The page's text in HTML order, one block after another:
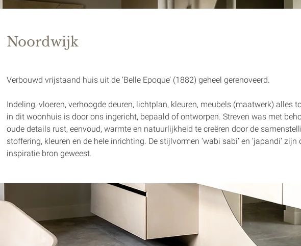
Noordwijk
Verbouwd vrijstaand huis uit de ‘Belle Epoque’ (1882) geheel gerenoveerd.
Indeling, vloeren, verhoogde deuren, lichtplan, kleuren, meubels (maatwerk) alles
in dit woonhuis is door ons ingericht, bepaald of ontworpen. Streven was met
oude details rust, eenvoud, warmte en natuurlijkheid te creëren door de
stoffering, kleuren en de hele inrichting. De stijlvormen ‘wabi sabi’ en ‘japandi’
inspiratie bron geweest.